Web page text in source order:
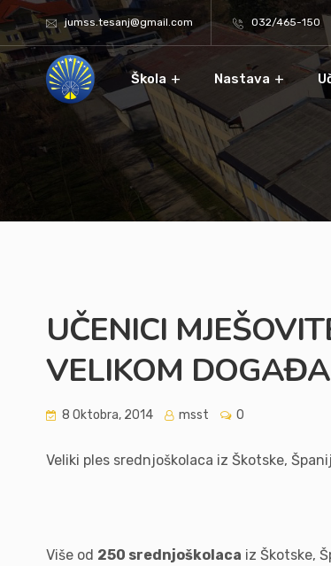
jumss.tesanj@gmail.com 032/465-150
Škola Nastava
UČENICI
VELIKOM
8 Oktobra, 2014 msst 0
Veliki ples srednjoškolaca iz Škotske,
Više od 250 srednjoškolaca iz Škotske,